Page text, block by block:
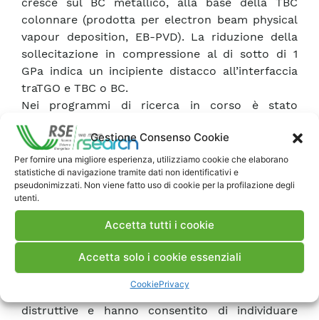
Gestione Consenso Cookie
Per fornire una migliore esperienza, utilizziamo cookie che elaborano
statistiche di navigazione tramite dati non identificativi e
pseudonimizzati. Non viene fatto uso di cookie per la profilazione degli
utenti.
Accetta tutti i cookie
Accetta solo i cookie essenziali
CookiePrivacy
cresce sul BC metallico, alla base della TBC
colonnare (prodotta per electron beam physical
vapour deposition, EB-PVD). La riduzione della
sollecitazione in compressione al di sotto di 1
GPa indica un incipiente distacco all’interfaccia
traTGO e TBC o BC.
Nei programmi di ricerca in corso è stato
sviluppato un nuovo strumento a fibra ottica,
portatile, dotato di laser di eccitazione circa 8
volte più potente di quello usato negli strumenti
disponibili in commercio [3,4]. Esso è stato
applicato per individuare il livello di degrado
dell’interfaccia tra bond coat metallico e barriera
termica ceramica su alcuni componenti di
impianti reali, eserciti in condizioni diverse di
ciclaggio. Un esempio di risultati è mostrato in
Fig. 2. Le valutazioni effettuate sono state
convalidate mediante analisi metallografiche
distruttive e hanno consentito di individuare